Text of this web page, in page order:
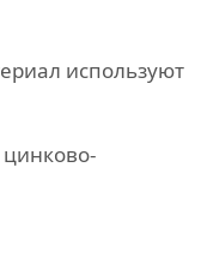
используют
цинково-